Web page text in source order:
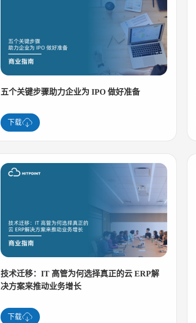
五个关键步骤助力企业为 IPO 做好准备
下载
技术迁移：IT 高管为何选择真正的云 ERP解
决方案来推动业务增长
下载